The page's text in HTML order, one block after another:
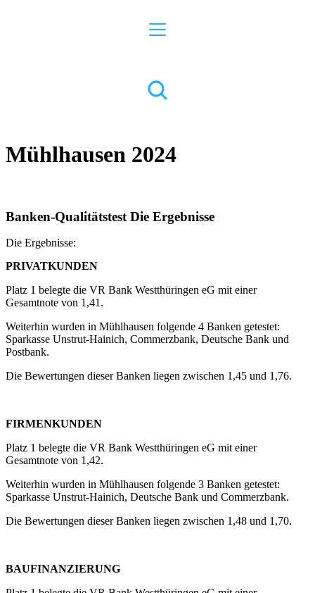
Mühlhausen 2024
Banken-Qualitätstest Die Ergebnisse
Die Ergebnisse:
PRIVATKUNDEN
Platz 1 belegte die VR Bank Westthüringen eG mit einer
Gesamtnote von 1,41.
Weiterhin wurden in Mühlhausen folgende 4 Banken getestet:
Sparkasse Unstrut-Hainich, Commerzbank, Deutsche Bank und
Postbank.
Die Bewertungen dieser Banken liegen zwischen 1,45 und 1,76.
FIRMENKUNDEN
Platz 1 belegte die VR Bank Westthüringen eG mit einer
Gesamtnote von 1,42.
Weiterhin wurden in Mühlhausen folgende 3 Banken getestet:
Sparkasse Unstrut-Hainich, Deutsche Bank und Commerzbank.
Die Bewertungen dieser Banken liegen zwischen 1,48 und 1,70.
BAUFINANZIERUNG